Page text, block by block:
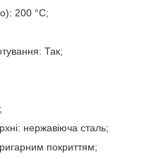
200 °С;
Так;
нержавіюча сталь;
покриттям;